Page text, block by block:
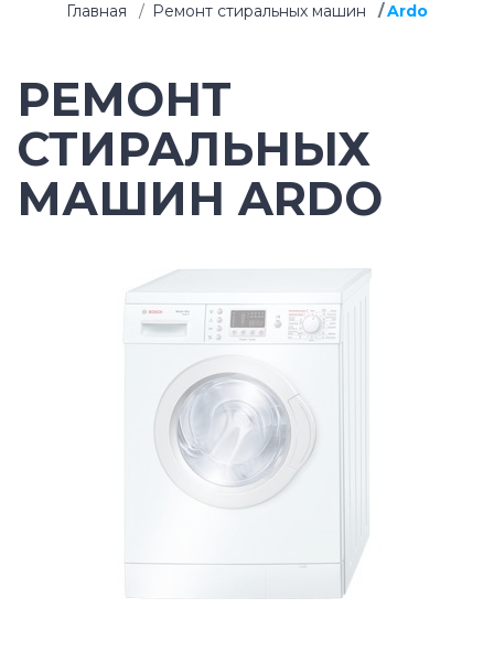
Главная Ремонт стиральных машин Ardo
РЕМОНТ
СТИРАЛЬНЫХ
МАШИН ARDO